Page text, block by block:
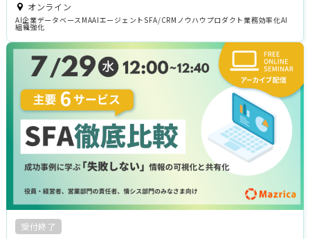
オンライン
AI企業データベース MAAIエージェント SFA/CRM ノウハウ プロダクト 業務効率化AI
組織強化
受付終了